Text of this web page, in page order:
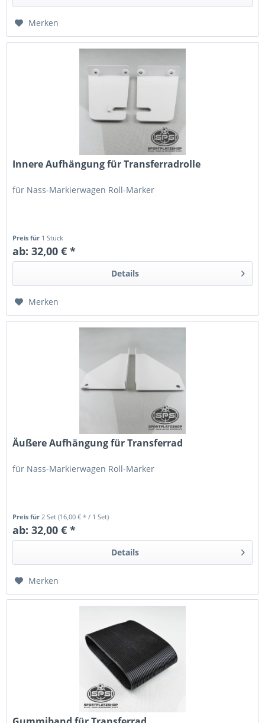
Merken
Innere Aufhängung für Transferradrolle
für Nass-Markierwagen Roll-Marker
Preis für 1 Stück
ab: 32,00 € *
Details
Merken
Äußere Aufhängung für Transferrad
für Nass-Markierwagen Roll-Marker
Preis für 2 Set(16,00 € * / 1 Set)
ab: 32,00 € *
Details
Merken